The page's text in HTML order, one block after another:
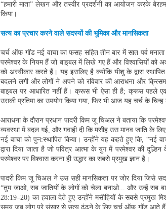
“हमारी माता” लेखन और तस्वीर प्रदर्शनी का आयोजन करके
किया।
सत्य का प्रचार करने वाले सदस्यों की भूमिका और मानसिकता
चर्च ऑफ गॉड नई वाचा का फसह सहित तीन बार में सात पर्व
परमेश्वर के नियम हैं जो बाइबल में लिखे गए हैं और विश्वासियों को
को अस्वीकार करते हैं। यह इसलिए है क्योंकि यीशु के द्वारा
बदलने लगी और लोगों ने अपने को रविवार की आराधना और
बाइबल पर आधारित नहीं हैं। क्रूस भी ऐसा ही है; क्रूस पहले एक
उसकी प्रतिमा का उपयोग किया गया, फिर भी आज यह चर्च के
आराधना के दौरान प्रधान पादरी किम जू चिअल ने बताया कि
व्यवस्था में बदल गई, और गवाही दी कि मसीह उस मानव जाति के लिए
नई वाचा को पुन:स्थापित किया। उन्होंने यह कहते हुए कि, “नई
द्वारा दिया जाता है जो पवित्र आत्मा के युग में परमेश्वर की
परमेश्वर पर विश्वास करना ही उद्धार का सबसे प्रमुख ज्ञान है।
पादरी किम जू चिअल ने उस सही मानसिकता पर जोर दिया जिसे
“तुम जाओ, सब जातियों के लोगों को चेला बनाओ... और उन्हें सब
28:19–20) का हवाला देते हुए उन्होंने मसीहियों के सबसे प्रमुख
समय जब लोग पूरे संसार से सत्य ढूंढ़ने के लिए चर्च ऑफ गॉड आते हैं,